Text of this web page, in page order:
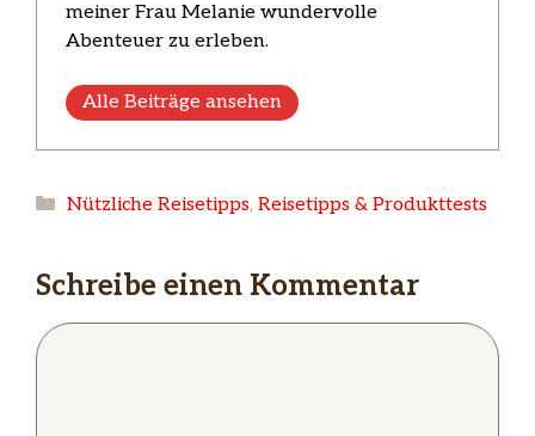
meiner Frau Melanie wundervolle
Abenteuer zu erleben.
Alle Beiträge ansehen
Kategorien
Nützliche Reisetipps, Reisetipps & Produkttests
Schreibe einen Kommentar
Kommentar